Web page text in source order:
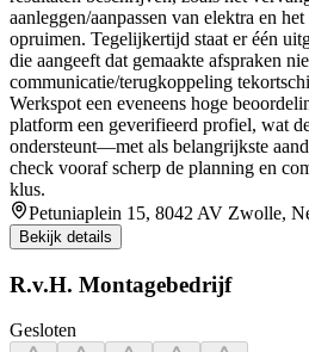
aanleggen/aanpassen van elektra en
opruimen. Tegelijkertijd staat er één
die aangeeft dat gemaakte afspraken
communicatie/terugkoppeling
Werkspot een eveneens hoge
platform een geverifieerd profiel, wat
ondersteunt—met als belangrijkste
check vooraf scherp de planning en
klus.
Petuniaplein 15, 8042 AV Zwolle,
Bekijk details
R.v.H. Montagebedrijf
Gesloten